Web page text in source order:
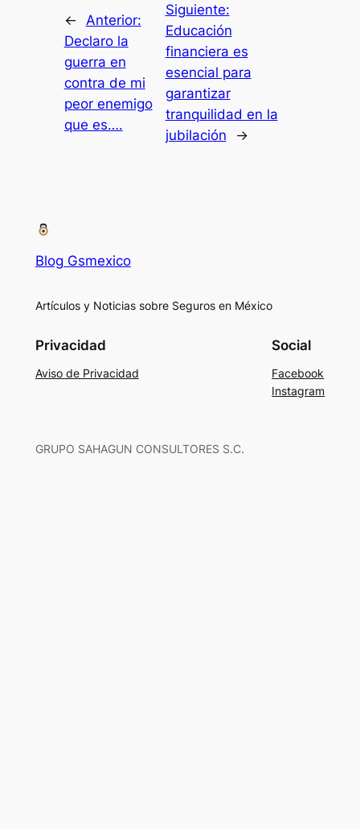
←
Anterior:
Declaro la
guerra en
contra de mi
peor enemigo
que es….
Siguiente:
Educación
financiera es
esencial para
garantizar
tranquilidad en la
jubilación
→
Blog Gsmexico
Artículos y Noticias sobre Seguros en México
Privacidad
Aviso de Privacidad
Social
Facebook
Instagram
GRUPO SAHAGUN CONSULTORES S.C.